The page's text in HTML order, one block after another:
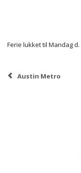
Ferie lukket til Mandag d.
Austin Metro